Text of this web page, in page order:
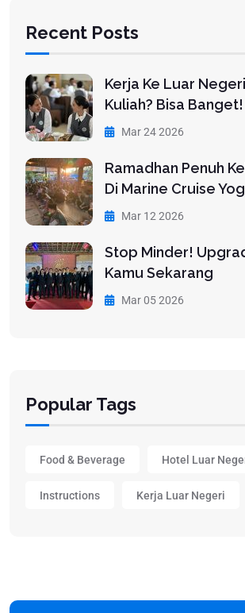
Recent Posts
Kerja Ke Luar
Kuliah? Bisa Banget!
Mar 24 2026
Ramadhan Penuh
Di Marine Cruise
Mar 12 2026
Stop Minder!
Kamu Sekarang
Mar 05 2026
Popular Tags
Food & Beverage Hotel Luar
Instructions Kerja Luar Negeri